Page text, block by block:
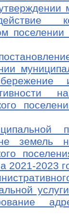
земель
2021-2023